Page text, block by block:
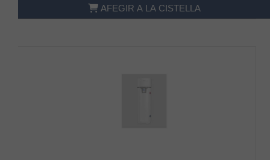
AFEGIR A LA CISTELLA